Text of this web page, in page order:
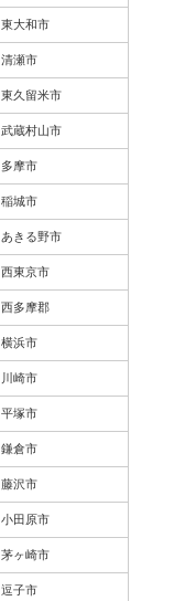
東大和市
清瀬市
東久留米市
武蔵村山市
多摩市
稲城市
あきる野市
西東京市
西多摩郡
横浜市
川崎市
平塚市
鎌倉市
藤沢市
小田原市
茅ヶ崎市
逗子市